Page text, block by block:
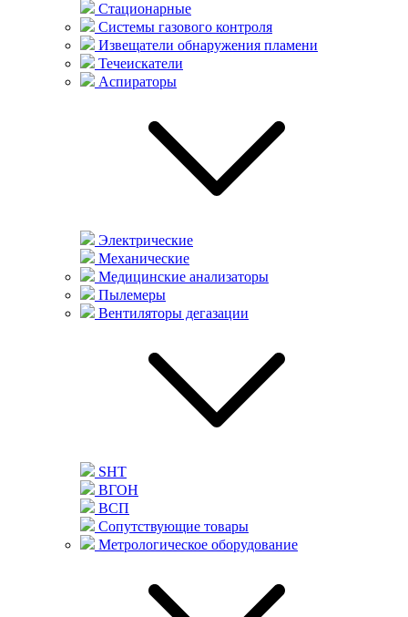
Стационарные
Системы газового контроля
Извещатели обнаружения пламени
Течеискатели
Аспираторы
Электрические
Механические
Медицинские анализаторы
Пылемеры
Вентиляторы дегазации
SHT
ВГОН
ВСП
Сопутствующие товары
Метрологическое оборудование